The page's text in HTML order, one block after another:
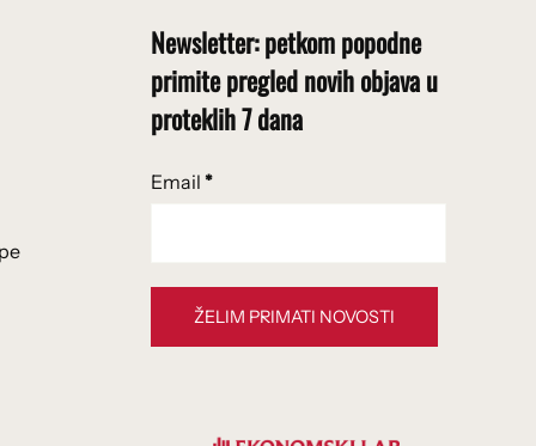
Newsletter: petkom popodne
primite pregled novih objava u
proteklih 7 dana
Email *